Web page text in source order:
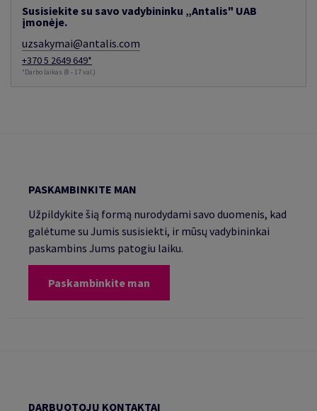
Susisiekite su savo vadybininku „Antalis" UAB
įmonėje.
uzsakymai@antalis.com
+370 5 2649 649*
*Darbo laikas (8 - 17 val.)
PASKAMBINKITE MAN
Užpildykite šią formą nurodydami savo duomenis, kad
galėtume su Jumis susisiekti, ir mūsų vadybininkai
paskambins Jums patogiu laiku.
Paskambinkite man
DARBUOTOJŲ KONTAKTAI